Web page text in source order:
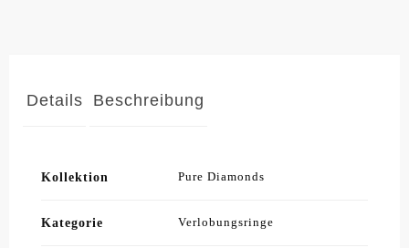
Details Beschreibung
Kollektion Pure Diamonds
Kategorie Verlobungsringe